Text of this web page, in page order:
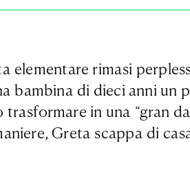
elementare rimasi
bambina di dieci anni un
in una “gran
Greta scappa di